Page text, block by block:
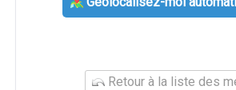
Retour à la liste des